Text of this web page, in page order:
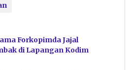
Forkopimda Jajal
di Lapangan Kodim